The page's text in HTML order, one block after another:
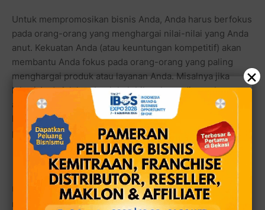
Untuk mempromosikan bisnis Anda, Anda harus berfokus
pada orang-orang yang menghargai nilai-nilai yang Anda
anut. Kekuatan Anda (atau keuntungan kompetitif) akan
membantu Anda fokus pada orang-orang yang paling
menghargai produk atau layanan Anda. Misalnya jika
lokasi Anda ialah sebuah kelebihan kemudian pelanggan
akan juga akan mencerminkan pilihan lokasi Anda. Jika
kualitas tinggi merupakan kelebihan Anda, maka
pelanggan Anda harus menghargai kualitas.
Untuk mendapatkan gagasan mengenai siapa yang
menjadi pasar sasaran Anda, lihat dan amati pelanggan
×